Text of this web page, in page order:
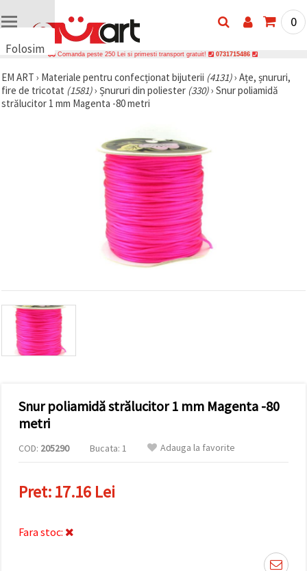
Folosim
uri
🍪 Folosim
cookie-uri
afișa
conținut și
reclame
mai
relevante,
analiză și
acord să
utilizați
toate
urile făcând
clic pe
să vă
0
Comanda peste 250 Lei si primesti transport gratuit! 0731715486
EM ART › Materiale pentru confecționat bijuterii (4131)› Ațe, șnururi,
fire de tricotat (1581)› Șnururi din poliester (330)› Snur poliamidă
strălucitor 1 mm Magenta -80 metri
Snur poliamidă strălucitor 1 mm Magenta -80
metri
COD: 205290 Bucata: 1 Adauga la favorite
Pret:17.16 Lei
Fara stoc: